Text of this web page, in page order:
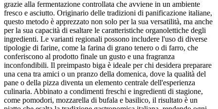
grazie alla fermentazione controllata che avviene in un ambiente
fresco e asciutto. Originario delle tradizioni di panificazione italiane,
questo metodo è apprezzato non solo per la sua versatilità, ma anche
per la sua capacità di esaltare le caratteristiche organolettiche degli
ingredienti. Le varianti regionali possono includere l'uso di diverse
tipologie di farine, come la farina di grano tenero o di farro, che
conferiscono al prodotto finale un gusto e una fragranza
inconfondibili. Il preimpasto biga è ideale per chi desidera preparare
una cena tra amici o un pranzo della domenica, dove la qualità del
pane o della pizza diventa un elemento centrale dell'esperienza
culinaria. Abbinato a condimenti freschi e ingredienti di stagione,
come pomodori, mozzarella di bufala e basilico, il risultato è un